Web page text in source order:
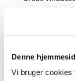
Denne
Vi bruger cookies
våbenhuset